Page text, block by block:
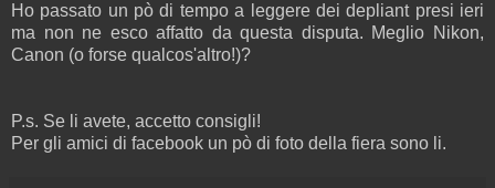
Ho passato un pò di tempo a leggere dei depliant presi ieri
ma non ne esco affatto da questa disputa. Meglio Nikon,
Canon (o forse qualcos'altro!)?
P.s. Se li avete, accetto consigli!
Per gli amici di facebook un pò di foto della fiera sono li.